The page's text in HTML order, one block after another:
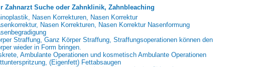
Zahnarzt Suche oder Zahnklinik, Zahnbleaching
Nasen Korrekturen, Nasen Korrektur
Nasen Korrekturen, Nasen Korrektur Nasenformung
Straffung, Ganz Körper Straffung, Straffungsoperationen können den
wieder in Form bringen.
Ambulante Operationen und kosmetisch Ambulante Operationen
(Eigenfett) Fettabsaugen